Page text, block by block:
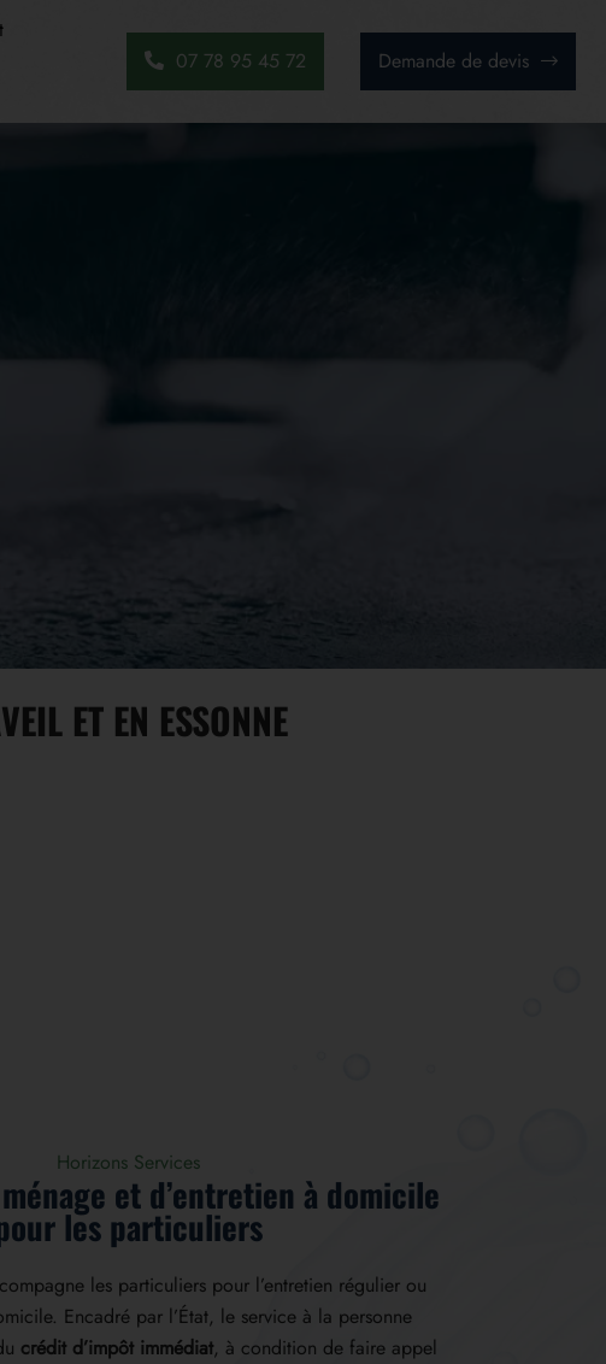
07 78 95 45 72 Demande de devis
ET EN ESSONNE
Horizons Services
et d’entretien à domicile
les particuliers
les particuliers pour l’entretien régulier ou
Encadré par l’État, le service à la personne
crédit d’impôt immédiat, à condition de faire appel